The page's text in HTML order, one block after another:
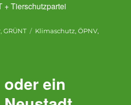
+ Tierschutzpartei
,GRÜNT Schlagwörter
Klimaschutz,ÖPNV,
ein